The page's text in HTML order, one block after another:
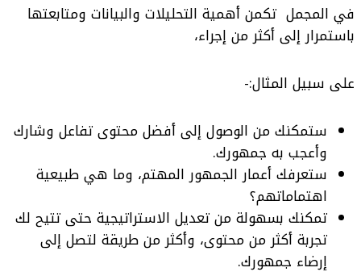
في المجمل تكمن أهمية التحليلات والبيانات ومتابعتها
باستمرار إلى أكثر من إجراء،
على سبيل المثال:-
ستمكنك من الوصول إلى أفضل محتوى تفاعل وشارك
وأعجب به جمهورك.
ستعرفك أعمار الجمهور المهتم، وما هي طبيعية
اهتماماتهم؟
تمكنك بسهولة من تعديل الاستراتيجية حتى تتيح لك
تجربة أكثر من محتوى، وأكثر من طريقة لتصل إلى
إرضاء جمهورك.